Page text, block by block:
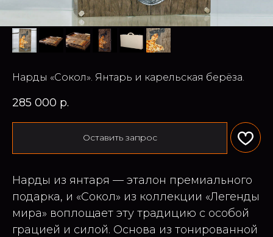
Нарды «Сокол». Янтарь и карельская берёза.
285 000 р.
Оставить запрос
Нарды из янтаря — эталон премиального
подарка, и «Сокол» из коллекции «Легенды
мира» воплощает эту традицию с особой
грацией и силой. Основа из тонированной